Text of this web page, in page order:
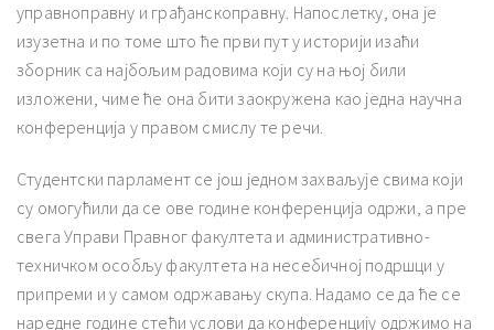
управноправну и грађанскоправну. Напослетку, она је
изузетна и по томе што ће први пут у историји изаћи
зборник са најбољим радовима који су на њој били
изложени, чиме ће она бити заокружена као једна научна
конференција у правом смислу те речи.
Студентски парламент се још једном захваљује свима који
су омогућили да се ове године конференција одржи, а пре
свега Управи Правног факултета и административно-
техничком особљу факултета на несебичној подршци у
припреми и у самом одржавању скупа. Надамо се да ће се
наредне године стећи услови да конференцију одржимо на